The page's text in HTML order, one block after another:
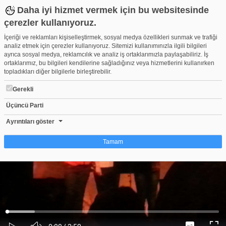
Daha iyi hizmet vermek için bu websitesinde
çerezler kullanıyoruz.
İçeriği ve reklamları kişiselleştirmek, sosyal medya özellikleri sunmak ve trafiği
analiz etmek için çerezler kullanıyoruz. Sitemizi kullanımınızla ilgili bilgileri
ayrıca sosyal medya, reklamcılık ve analiz iş ortaklarımızla paylaşabiliriz. İş
ortaklarımız, bu bilgileri kendilerine sağladığınız veya hizmetlerini kullanırken
topladıkları diğer bilgilerle birleştirebilir.
Gerekli
Üçüncü Parti
Ayrıntıları göster
Tamam
Çerez nedir?
Çerezler, web-sitelerinin, kullanıcıların deneyimlerini daha verimli hale getirmek
amacıyla kullandığı küçük metin dosyalarıdır. Yasalara göre, bu sitenin
işletilmesi için kesinlikle gerekli olan çerezleri cihazınıza yerleştirebiliyoruz.
Diğer çerez türleri için sizden izin almamız gerekiyor. Bu site farklı çerez türleri
kullanmaktadır. Bazı çerezler, sayfalarımızda yer alan üçüncü şahıs hizmetleri
tarafından yerleştirilir. İzniniz şu alanlar için geçerlidir: web.tv
Ses
Yüklendi:
Yükleniyor:
irem arkadasları 2